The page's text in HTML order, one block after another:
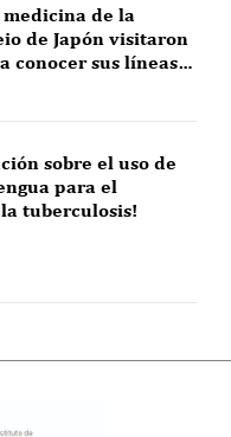
de la
de Japón visitaron
conocer sus líneas
sobre el uso de
para el
tuberculosis!